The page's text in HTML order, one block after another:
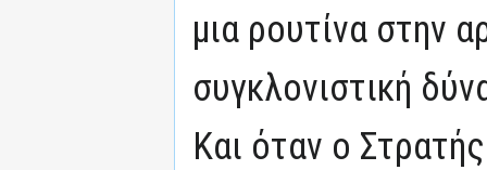
μια ρουτίνα στην
συγκλονιστική
Και όταν ο